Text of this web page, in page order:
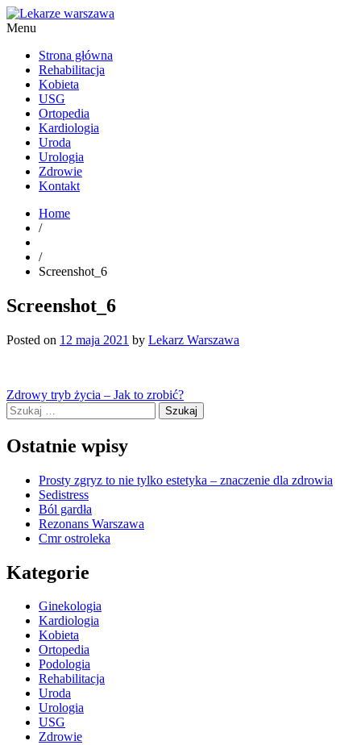
Menu
Strona główna
Rehabilitacja
Kobieta
USG
Ortopedia
Kardiologia
Uroda
Urologia
Zdrowie
Kontakt
Home
/
/
Screenshot_6
Screenshot_6
Posted on 12 maja 2021 by Lekarz Warszawa
Nawigacja
wpisu
Zdrowy tryb życia – Jak to zrobić?
Szukaj:
Ostatnie wpisy
Prosty zgryz to nie tylko estetyka – znaczenie dla zdrowia
Sedistress
Ból gardła
Rezonans Warszawa
Cmr ostroleka
Kategorie
Ginekologia
Kardiologia
Kobieta
Ortopedia
Podologia
Rehabilitacja
Uroda
Urologia
USG
Zdrowie